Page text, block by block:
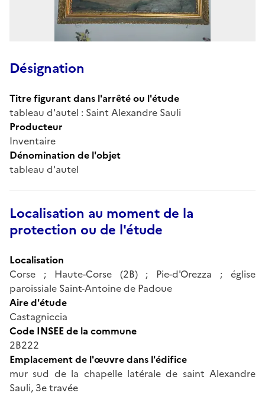
Désignation
Titre figurant dans l'arrêté ou l'étude
tableau d'autel : Saint Alexandre Sauli
Producteur
Inventaire
Dénomination de l'objet
tableau d'autel
Localisation au moment de la
protection ou de l'étude
Localisation
Corse ; Haute-Corse (2B) ; Pie-d'Orezza ; église
paroissiale Saint-Antoine de Padoue
Aire d'étude
Castagniccia
Code INSEE de la commune
2B222
Emplacement de l'œuvre dans l'édifice
mur sud de la chapelle latérale de saint Alexandre
Sauli, 3e travée